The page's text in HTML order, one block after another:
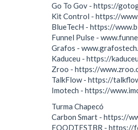
Go To Gov - https://
Kit Control - https://
BlueTecH - https://
Funnel Pulse -
Grafos -
Kaduceu - https://
Zroo - https://
TalkFlow - https://
Imotech - https://
Turma Chapecó
Carbon Smart - https://
FOODTESTBR - https://